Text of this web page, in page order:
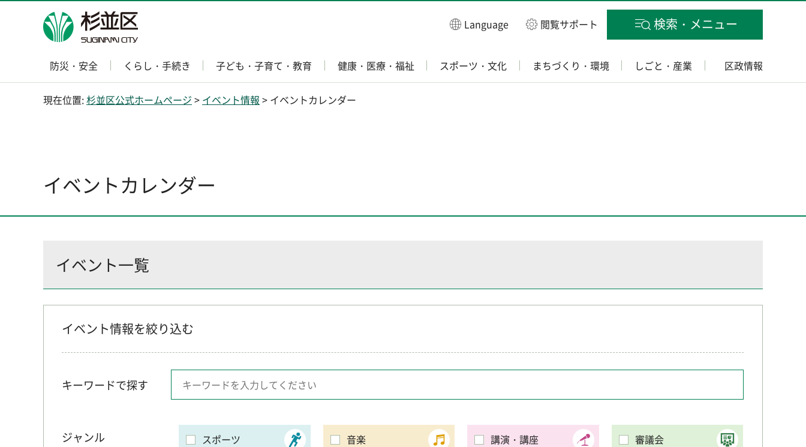
杉並区 Language 閲覧サポート 検索・メニュー
防災・安全 くらし・手続き 子ども・子育て・教育 健康・医療・福祉 スポーツ・文化 まちづくり・環境 しごと・産業 区政情報
現在位置:杉並区公式ホームページ > イベント情報 > イベントカレンダー
イベントカレンダー
イベント一覧
イベント情報を絞り込む
キーワードで探す
ジャンル スポーツ 音楽 講演・講座 審議会